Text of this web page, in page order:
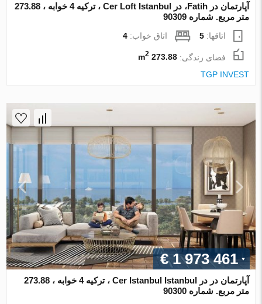
آپارتمان در Fatih، در Cer Loft Istanbul ، ترکیه 4 خوابه ، 273.88
متر مربع. شماره 90309
اتاقها:5 اتاق خواب:4
فضای زندگی:273.88 m
2
TGP INVEST
€ 1 973 461
آپارتمان در در Cer Istanbul Istanbul ، ترکیه 4 خوابه ، 273.88
متر مربع. شماره 90300